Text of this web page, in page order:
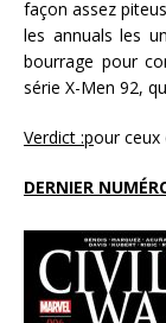
façon assez
les annuals les
bourrage pour
série X-Men 92,
Verdict :pour ceux
DERNIER